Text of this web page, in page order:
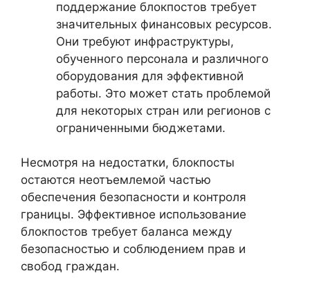
поддержание блокпостов требует
значительных финансовых ресурсов.
Они требуют инфраструктуры,
обученного персонала и различного
оборудования для эффективной
работы. Это может стать проблемой
для некоторых стран или регионов с
ограниченными бюджетами.
Несмотря на недостатки, блокпосты
остаются неотъемлемой частью
обеспечения безопасности и контроля
границы. Эффективное использование
блокпостов требует баланса между
безопасностью и соблюдением прав и
свобод граждан.